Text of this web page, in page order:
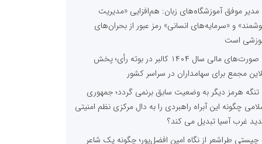
مدیر موفق آموزشگاه‌های زبان: هم‌افزایی «مدیریت
و «سرمایه‌های انسانی» رمز عبور از بحران‌های
است
صورت‌های مالی سال ۱۴۰۴ کالبر در بوته رأی؛ پخش
مجمع برای سهامداران در سراسر کشور
تنگه هرمز دیگر به وضعیت سابق برنمی گردد؛ جمهوری
چگونه این آبراه راهبردی را به دال مرکزی نظم امنیتی
غرب آسیا تبدیل می کند؟
چیستی طراشعر از نگاه امین افضل‌پور؛ چگونه یک شاعر